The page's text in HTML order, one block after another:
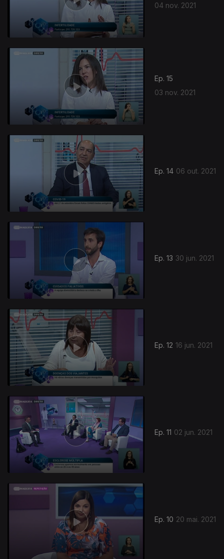
04 nov. 2021
Ep. 15
03 nov. 2021
Ep. 14 06 out. 2021
Ep. 13 30 jun. 2021
Ep. 12 16 jun. 2021
Ep. 11 02 jun. 2021
Ep. 10 20 mai. 2021
545645